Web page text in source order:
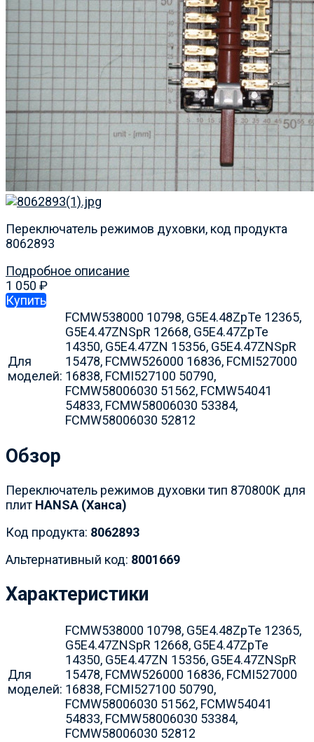
Переключатель режимов духовки, код продукта
8062893
Подробное описание
1 050 ₽
Купить
Для
моделей:
FCMW538000 10798, G5E4.48ZpTe 12365,
G5E4.47ZNSpR 12668, G5E4.47ZpTe
14350, G5E4.47ZN 15356, G5E4.47ZNSpR
15478, FCMW526000 16836, FCMI527000
16838, FCMI527100 50790,
FCMW58006030 51562, FCMW54041
54833, FCMW58006030 53384,
FCMW58006030 52812
Обзор
Переключатель режимов духовки тип 870800K для
плит HANSA (Ханса)
Код продукта: 8062893
Альтернативный код: 8001669
Характеристики
Для
моделей:
FCMW538000 10798, G5E4.48ZpTe 12365,
G5E4.47ZNSpR 12668, G5E4.47ZpTe
14350, G5E4.47ZN 15356, G5E4.47ZNSpR
15478, FCMW526000 16836, FCMI527000
16838, FCMI527100 50790,
FCMW58006030 51562, FCMW54041
54833, FCMW58006030 53384,
FCMW58006030 52812